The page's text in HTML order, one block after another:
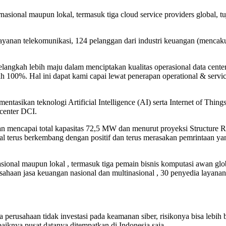
maupun lokal, termasuk tiga cloud service providers global,
telekomunikasi, 124 pelanggan dari industri keuangan
lebih maju dalam menciptakan kualitas operasional data
Hal ini dapat kami capai lewat penerapan operational &
teknologi Artificial Intelligence (AI) serta Internet of
DCI.
total kapasitas 72,5 MW dan menurut proyeksi Structure
terus berkembang dengan positif dan terus merasakan pemrintaan
maupun lokal , termasuk tiga pemain bisnis komputasi awan
jasa keuangan nasional dan multinasional , 30 penyedia
tidak investasi pada keamanan siber, risikonya bisa